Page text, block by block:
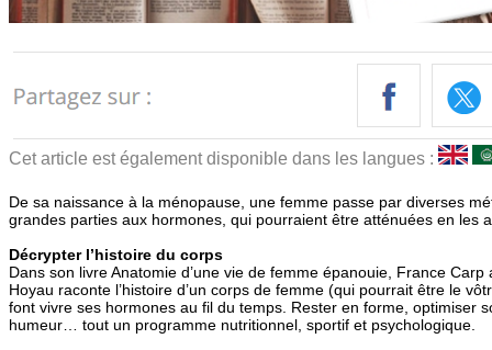
Cet article est également disponible dans les langues :
De sa naissance à la ménopause, une femme passe par diverses
grandes parties aux hormones, qui pourraient être atténuées en les
Décrypter l’histoire du corps
Dans son livre Anatomie d’une vie de femme épanouie, France
Hoyau raconte l’histoire d’un corps de femme (qui pourrait être le
font vivre ses hormones au fil du temps. Rester en forme, optimiser
humeur… tout un programme nutritionnel, sportif et psychologique.